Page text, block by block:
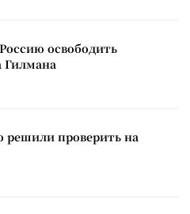
освободить
Гилмана
решили проверить на